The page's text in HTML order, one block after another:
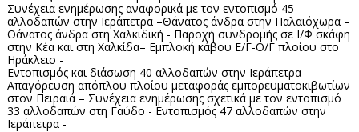
Συνέχεια ενημέρωσης αναφορικά με τον εντοπισμό 45
αλλοδαπών στην Ιεράπετρα –Θάνατος άνδρα στην Παλαιόχωρα –
Θάνατος άνδρα στη Χαλκιδική - Παροχή συνδρομής σε Ι/Φ σκάφη
στην Κέα και στη Χαλκίδα– Εμπλοκή κάβου Ε/Γ-Ο/Γ πλοίου στο
Ηράκλειο -
Εντοπισμός και διάσωση 40 αλλοδαπών στην Ιεράπετρα –
Απαγόρευση απόπλου πλοίου μεταφοράς εμπορευματοκιβωτίων
στον Πειραιά – Συνέχεια ενημέρωσης σχετικά με τον εντοπισμό
33 αλλοδαπών στη Γαύδο - Εντοπισμός 47 αλλοδαπών στην
Ιεράπετρα -